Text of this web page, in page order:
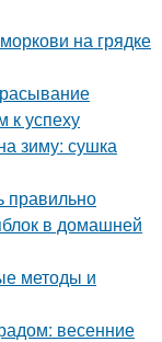
на грядке
к успеху
зиму: сушка
правильно
в домашней
методы и
весенние